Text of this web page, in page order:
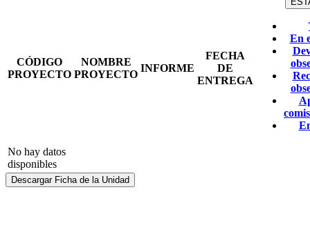
CÓDIGO
PROYECTO
NOMBRE
PROYECTO
INFORME
FECHA
DE
ENTREGA
En
No hay datos
disponibles
Descargar Ficha de la Unidad